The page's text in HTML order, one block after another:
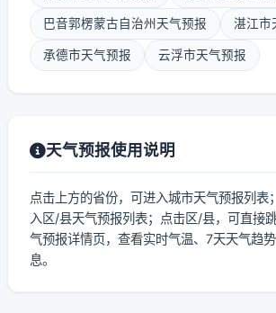
巴音郭楞蒙古自治州天气预报 湛江市
承德市天气预报 云浮市天气预报
天气预报使用说明
点击上方的省份，可进入城市天气预报列表
入区/县天气预报列表；点击区/县，可直接
气预报详情页，查看实时气温、7天天气趋
息。